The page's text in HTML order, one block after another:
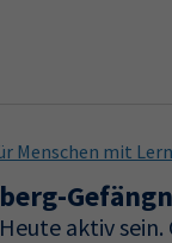
Menschen mit
aktiv